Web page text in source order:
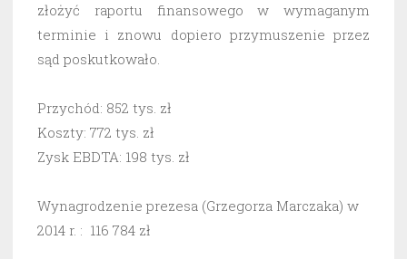
złożyć raportu finansowego w wymaganym
terminie i znowu dopiero przymuszenie przez
sąd poskutkowało.
Przychód: 852 tys. zł
Koszty: 772 tys. zł
Zysk EBDTA: 198 tys. zł
Wynagrodzenie prezesa (Grzegorza Marczaka) w
2014 r. : 116 784 zł